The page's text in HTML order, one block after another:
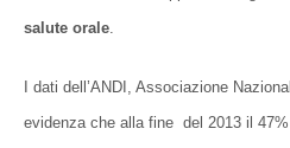
salute orale.
I dati dell’ANDI, Associazione
evidenza che alla fine del 2013 il